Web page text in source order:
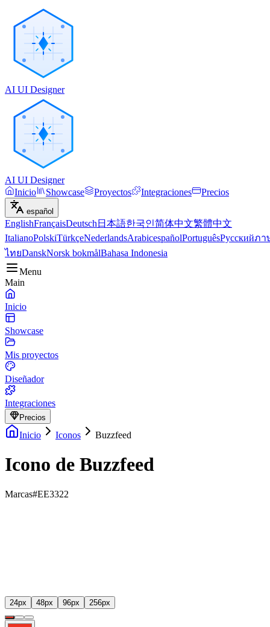
AI UI Designer
AI UI Designer
Inicio
Showcase Proyectos Integraciones Precios
español
EnglishFrançaisDeutsch 日本語한국인简体中文繁體中文
ItalianoPolskiTürkçeNederlandsArabicespañolPortuguêsРусскийภา
ไทยDanskNorsk bokmålBahasa Indonesia
Menu
Main
Inicio
Showcase
Mis proyectos
Diseñador
Integraciones
Precios
Inicio Iconos Buzzfeed
Icono de Buzzfeed
Marcas#EE3322
24px 48px 96px 256px